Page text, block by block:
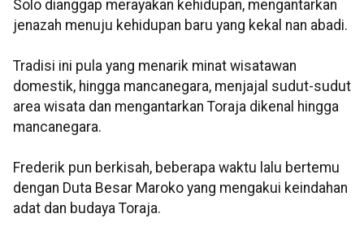
Solo dianggap merayakan kehidupan, mengantarkan
jenazah menuju kehidupan baru yang kekal nan abadi.
Tradisi ini pula yang menarik minat wisatawan
domestik, hingga mancanegara, menjajal sudut-sudut
area wisata dan mengantarkan Toraja dikenal hingga
mancanegara.
Frederik pun berkisah, beberapa waktu lalu bertemu
dengan Duta Besar Maroko yang mengakui keindahan
adat dan budaya Toraja.